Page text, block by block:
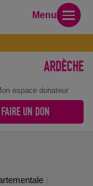
ARDÈCHE
espace donateur
FAIRE UN DON
Menu